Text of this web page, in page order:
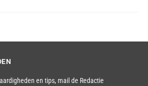
en tips, mail de Redactie